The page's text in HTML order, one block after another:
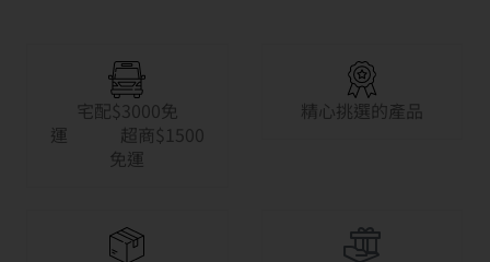
宅配$3000免
運 超商$1500
免運
精心挑選的產品